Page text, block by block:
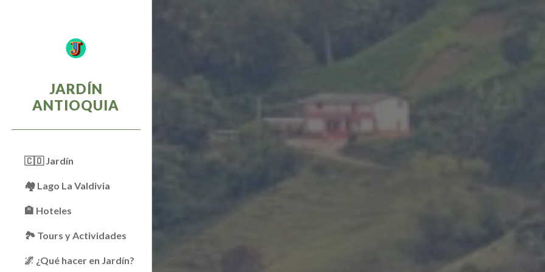
JARDÍN
ANTIOQUIA
🇨🇴 Jardín
🏘 Lago La Valdivia
🏨 Hoteles
🏞️ Tours y Actividades
🌌 ¿Qué hacer en Jardín?